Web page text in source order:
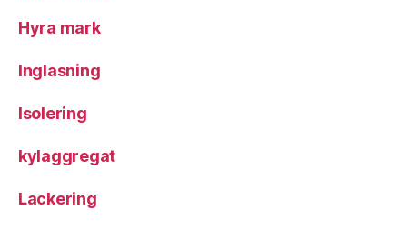
Hyra mark
Inglasning
Isolering
kylaggregat
Lackering